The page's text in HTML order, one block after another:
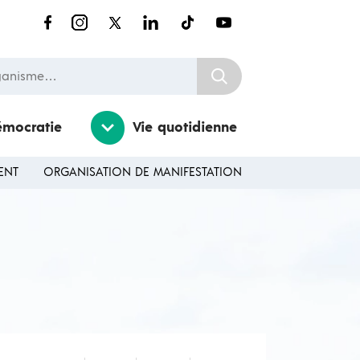
Vie quotidienne
ORGANISATION DE MANIFESTATION